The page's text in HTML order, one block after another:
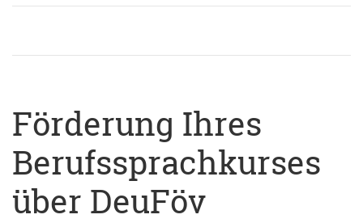
Förderung Ihres
Berufssprachkurses
über DeuFöv